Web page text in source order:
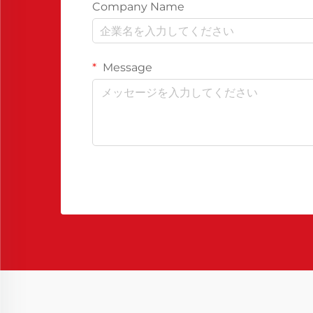
Company Name
Message